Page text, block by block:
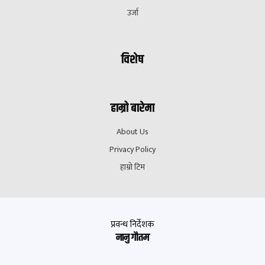
उर्जा
विशेष
हाम्रो बारेमा
About Us
Privacy Policy
हाम्रो टिम
प्रवन्ध निर्देशक
नानु गौतम